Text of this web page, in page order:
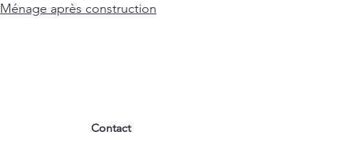
Ménage après construction
Contact